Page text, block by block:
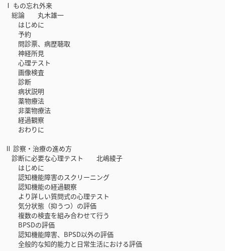
Ⅰ もの忘れ外来
総論 丸木雄一
はじめに
予約
問診票、病歴聴取
神経所見
心理テスト
画像検査
診断
病状説明
薬物療法
非薬物療法
経過観察
おわりに
Ⅱ 診察・治療の進め方
診断に必要な心理テスト 北嶋綾子
はじめに
認知機能障害のスクリーニング
認知機能の経過観察
より詳しい質問式の心理テスト
気分状態（抑うつ）の評価
複数の検査を組み合わせて行う
BPSDの評価
認知機能障害、BPSD以外の評価
全般的な知的能力と日常生活における評価